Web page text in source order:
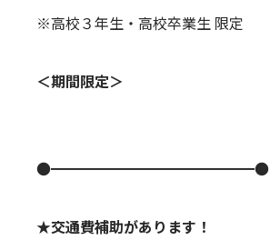
※高校３年生・高校卒業生 限定
＜期間限定＞
●━━━━━━━━━━━━━━●
★交通費補助があります！